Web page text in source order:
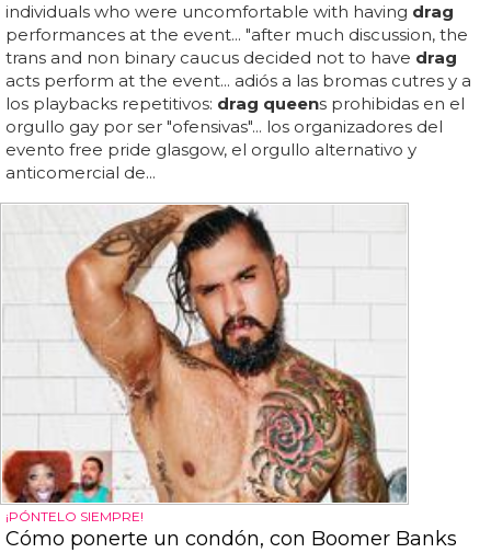
individuals who were uncomfortable with having drag
performances at the event... "after much discussion, the
trans and non binary caucus decided not to have drag
acts perform at the event... adiós a las bromas cutres y a
los playbacks repetitivos: drag queens prohibidas en el
orgullo gay por ser "ofensivas"... los organizadores del
evento free pride glasgow, el orgullo alternativo y
anticomercial de...
¡PÓNTELO SIEMPRE!
Cómo ponerte un condón, con Boomer Banks